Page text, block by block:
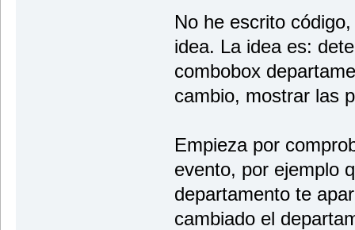
No he escrito
idea. La idea es:
combobox
cambio, mostrar las
Empieza por
evento, por ejemplo
departamento te
cambiado el